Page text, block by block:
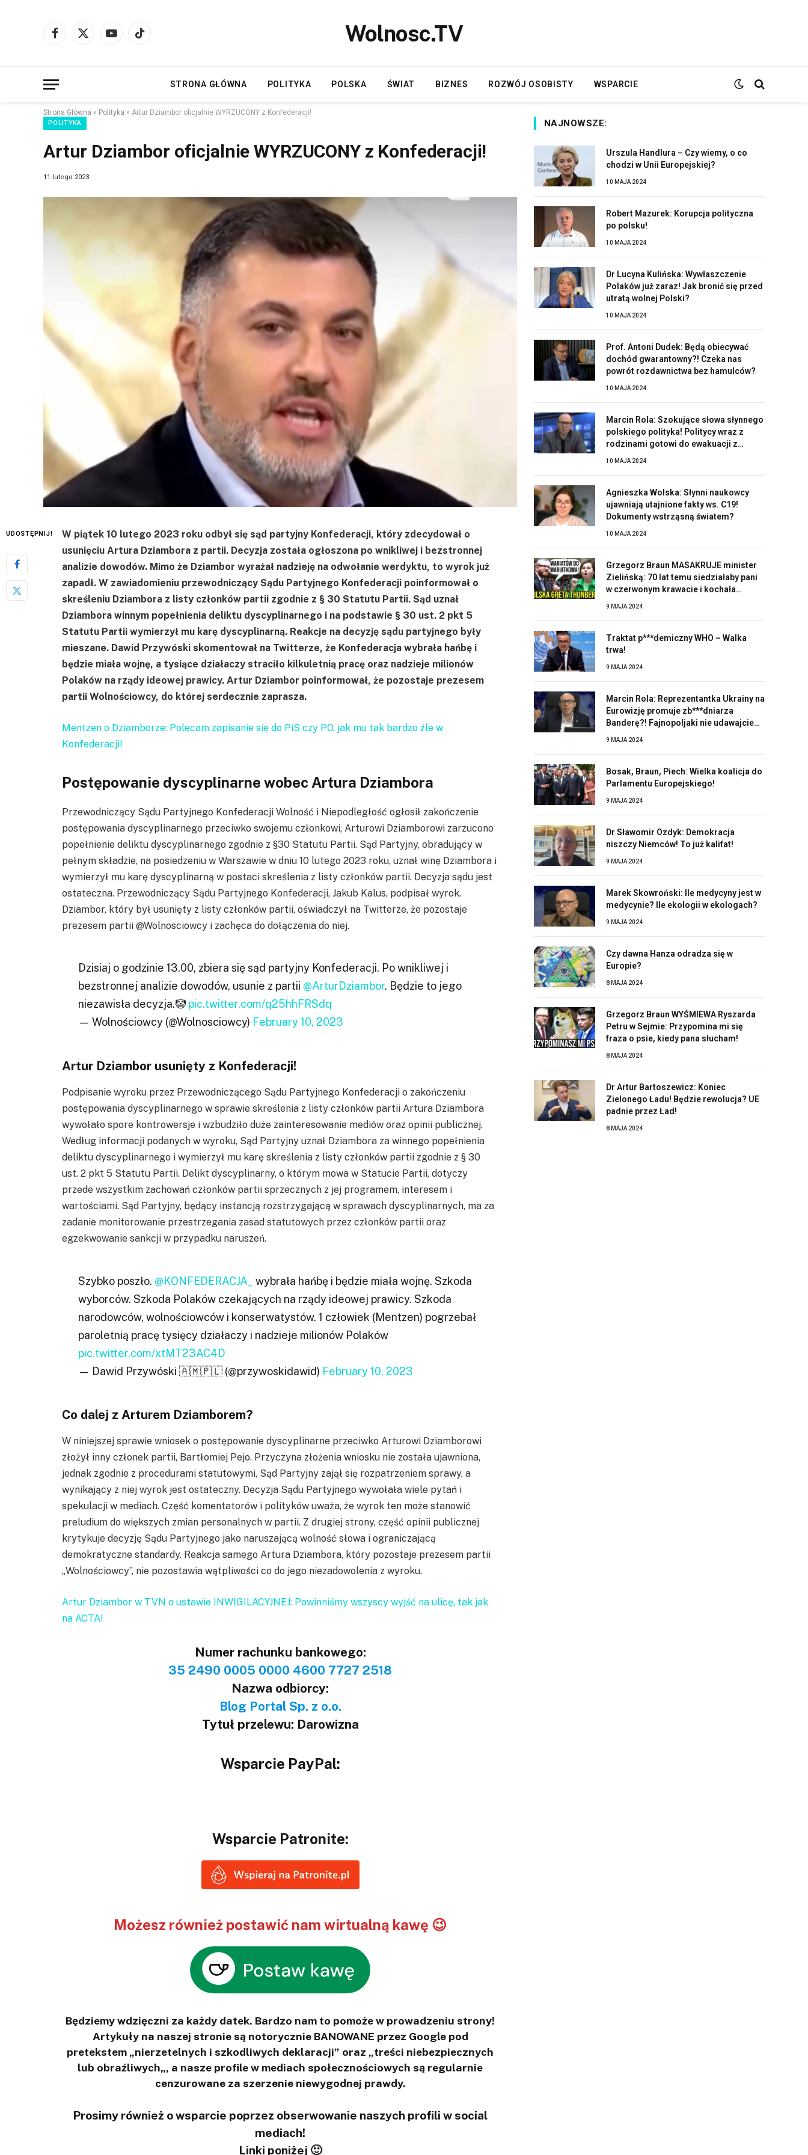
Facebook
X
YouTubeTikTok Wolnosc.TV
STRONA GŁÓWNA POLITYKA POLSKA ŚWIAT BIZNES ROZWÓJ OSOBISTY WSPARCIE
Strona Główna » Polityka » Artur Dziambor oficjalnie WYRZUCONY z Konfederacji!
POLITYKA
Artur Dziambor oficjalnie WYRZUCONY z Konfederacji!
11 lutego 2023
UDOSTĘPNIJ!
W piątek 10 lutego 2023 roku odbył się sąd partyjny Konfederacji, który zdecydował o
usunięciu Artura Dziambora z partii. Decyzja została ogłoszona po wnikliwej i bezstronnej
analizie dowodów. Mimo że Dziambor wyrażał nadzieję na odwołanie werdyktu, to wyrok już
zapadł. W zawiadomieniu przewodniczący Sądu Partyjnego Konfederacji poinformował o
skreśleniu Dziambora z listy członków partii zgodnie z § 30 Statutu Partii. Sąd uznał
Dziambora winnym popełnienia deliktu dyscyplinarnego i na podstawie § 30 ust. 2 pkt 5
Statutu Partii wymierzył mu karę dyscyplinarną. Reakcje na decyzję sądu partyjnego były
mieszane. Dawid Przywóski skomentował na Twitterze, że Konfederacja wybrała hańbę i
będzie miała wojnę, a tysiące działaczy straciło kilkuletnią pracę oraz nadzieje milionów
Polaków na rządy ideowej prawicy. Artur Dziambor poinformował, że pozostaje prezesem
partii Wolnościowcy, do której serdecznie zaprasza.
Mentzen o Dziamborze: Polecam zapisanie się do PiS czy PO, jak mu tak bardzo źle w
Konfederacji!
Postępowanie dyscyplinarne wobec Artura Dziambora
Przewodniczący Sądu Partyjnego Konfederacji Wolność i Niepodległość ogłosił zakończenie
postępowania dyscyplinarnego przeciwko swojemu członkowi, Arturowi Dziamborowi zarzucono
popełnienie deliktu dyscyplinarnego zgodnie z §30 Statutu Partii. Sąd Partyjny, obradujący w
pełnym składzie, na posiedzeniu w Warszawie w dniu 10 lutego 2023 roku, uznał winę Dziambora i
wymierzył mu karę dyscyplinarną w postaci skreślenia z listy członków partii. Decyzja sądu jest
ostateczna. Przewodniczący Sądu Partyjnego Konfederacji, Jakub Kalus, podpisał wyrok.
Dziambor, który był usunięty z listy członków partii, oświadczył na Twitterze, że pozostaje
prezesem partii @Wolnosciowcy i zachęca do dołączenia do niej.
Dzisiaj o godzinie 13.00, zbiera się sąd partyjny Konfederacji. Po wnikliwej i
bezstronnej analizie dowodów, usunie z partii @ArturDziambor. Będzie to jego
niezawisła decyzja.🤡 pic.twitter.com/q25hhFRSdq
— Wolnościowcy (@Wolnosciowcy) February 10, 2023
Artur Dziambor usunięty z Konfederacji!
Podpisanie wyroku przez Przewodniczącego Sądu Partyjnego Konfederacji o zakończeniu
postępowania dyscyplinarnego w sprawie skreślenia z listy członków partii Artura Dziambora
wywołało spore kontrowersje i wzbudziło duże zainteresowanie mediów oraz opinii publicznej.
Według informacji podanych w wyroku, Sąd Partyjny uznał Dziambora za winnego popełnienia
deliktu dyscyplinarnego i wymierzył mu karę skreślenia z listy członków partii zgodnie z § 30
ust. 2 pkt 5 Statutu Partii. Delikt dyscyplinarny, o którym mowa w Statucie Partii, dotyczy
przede wszystkim zachowań członków partii sprzecznych z jej programem, interesem i
wartościami. Sąd Partyjny, będący instancją rozstrzygającą w sprawach dyscyplinarnych, ma za
zadanie monitorowanie przestrzegania zasad statutowych przez członków partii oraz
egzekwowanie sankcji w przypadku naruszeń.
Szybko poszło. @KONFEDERACJA_
wybrała hańbę i będzie miała wojnę. Szkoda
wyborców. Szkoda Polaków czekających na rządy ideowej prawicy. Szkoda
narodowców, wolnościowców i konserwatystów. 1 człowiek (Mentzen) pogrzebał
paroletnią pracę tysięcy działaczy i nadzieje milionów Polaków
pic.twitter.com/xtMT23AC4D
— Dawid Przywóski 🇦🇲🇵🇱 (@przywoskidawid) February 10, 2023
Co dalej z Arturem Dziamborem?
W niniejszej sprawie wniosek o postępowanie dyscyplinarne przeciwko Arturowi Dziamborowi
złożył inny członek partii, Bartłomiej Pejo. Przyczyna złożenia wniosku nie została ujawniona,
jednak zgodnie z procedurami statutowymi, Sąd Partyjny zajął się rozpatrzeniem sprawy, a
wynikający z niej wyrok jest ostateczny. Decyzja Sądu Partyjnego wywołała wiele pytań i
spekulacji w mediach. Część komentatorów i polityków uważa, że wyrok ten może stanowić
preludium do większych zmian personalnych w partii. Z drugiej strony, część opinii publicznej
krytykuje decyzję Sądu Partyjnego jako naruszającą wolność słowa i ograniczającą
demokratyczne standardy. Reakcja samego Artura Dziambora, który pozostaje prezesem partii
„Wolnościowcy”, nie pozostawia wątpliwości co do jego niezadowolenia z wyroku.
Artur Dziambor w TVN o ustawie INWIGILACYJNEJ: Powinniśmy wszyscy wyjść na ulicę, tak jak
na ACTA!
Numer rachunku bankowego:
35 2490 0005 0000 4600 7727 2518
Nazwa odbiorcy:
Blog Portal Sp. z o.o.
Tytuł przelewu: Darowizna
Wsparcie PayPal:
Wsparcie Patronite:
Możesz również postawić nam wirtualną kawę 😉
Będziemy wdzięczni za każdy datek. Bardzo nam to pomoże w prowadzeniu strony!
Artykuły na naszej stronie są notorycznie BANOWANE przez Google pod
pretekstem „nierzetelnych i szkodliwych deklaracji” oraz „treści niebezpiecznych
lub obraźliwych„, a nasze profile w mediach społecznościowych są regularnie
cenzurowane za szerzenie niewygodnej prawdy.
Prosimy również o wsparcie poprzez obserwowanie naszych profili w social
mediach!
Linki poniżej 🙂
NAJNOWSZE:
Urszula Handlura – Czy wiemy, o co
chodzi w Unii Europejskiej?
10 MAJA 2024
Robert Mazurek: Korupcja polityczna
po polsku!
10 MAJA 2024
Dr Lucyna Kulińska: Wywłaszczenie
Polaków już zaraz! Jak bronić się przed
utratą wolnej Polski?
10 MAJA 2024
Prof. Antoni Dudek: Będą obiecywać
dochód gwarantowny?! Czeka nas
powrót rozdawnictwa bez hamulców?
10 MAJA 2024
Marcin Rola: Szokujące słowa słynnego
polskiego polityka! Politycy wraz z
rodzinami gotowi do ewakuacji z
10 MAJA 2024
Agnieszka Wolska: Słynni naukowcy
ujawniają utajnione fakty ws. C19!
Dokumenty wstrząsną światem?
10 MAJA 2024
Grzegorz Braun MASAKRUJE minister
Zielińską: 70 lat temu siedziałaby pani
w czerwonym krawacie i kochała
9 MAJA 2024
Traktat p***demiczny WHO – Walka
trwa!
9 MAJA 2024
Marcin Rola: Reprezentantka Ukrainy na
Eurowizję promuje zb***dniarza
Banderę?! Fajnopoljaki nie udawajcie
9 MAJA 2024
Bosak, Braun, Piech: Wielka koalicja do
Parlamentu Europejskiego!
9 MAJA 2024
Dr Sławomir Ozdyk: Demokracja
niszczy Niemców! To już kalifat!
9 MAJA 2024
Marek Skowroński: Ile medycyny jest w
medycynie? Ile ekologii w ekologach?
9 MAJA 2024
Czy dawna Hanza odradza się w
Europie?
8 MAJA 2024
Grzegorz Braun WYŚMIEWA Ryszarda
Petru w Sejmie: Przypomina mi się
fraza o psie, kiedy pana słucham!
8 MAJA 2024
Dr Artur Bartoszewicz: Koniec
Zielonego Ładu! Będzie rewolucja? UE
padnie przez Ład!
8 MAJA 2024